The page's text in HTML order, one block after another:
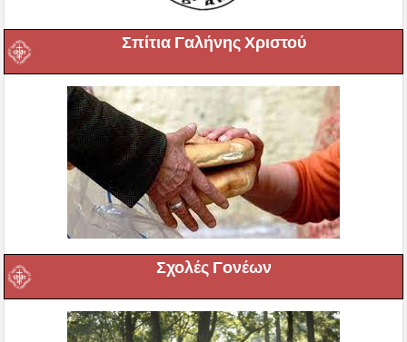
Σπίτια Γαλήνης Χριστού
Σχολές Γονέων